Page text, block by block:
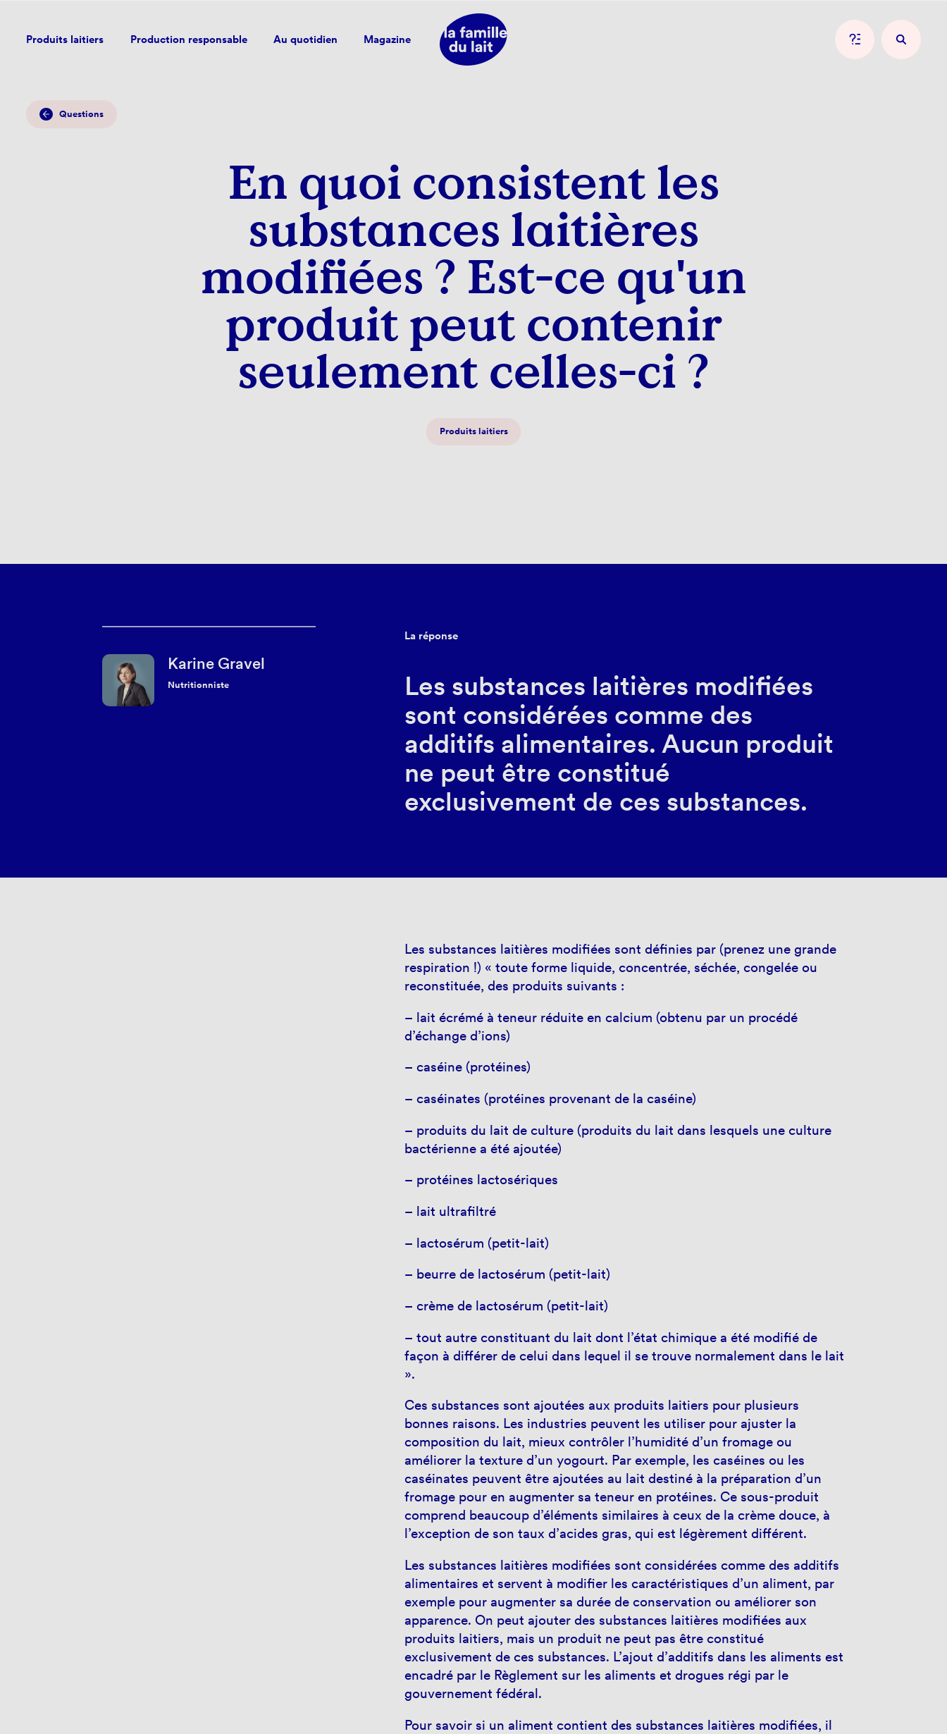
Produits laitiers Production responsable Au quotidien Magazine
Questions
En quoi consistent les
substances laitières
modifiées ? Est-ce qu'un
produit peut contenir
seulement celles-ci ?
Produits laitiers
La réponse
Les substances laitières modifiées
sont considérées comme des
additifs alimentaires. Aucun produit
ne peut être constitué
exclusivement de ces substances.
Karine Gravel
Nutritionniste
Les substances laitières modifiées sont définies par (prenez une grande
respiration !) « toute forme liquide, concentrée, séchée, congelée ou
reconstituée, des produits suivants :
– lait écrémé à teneur réduite en calcium (obtenu par un procédé
d’échange d’ions)
– caséine (protéines)
– caséinates (protéines provenant de la caséine)
– produits du lait de culture (produits du lait dans lesquels une culture
bactérienne a été ajoutée)
– protéines lactosériques
– lait ultrafiltré
– lactosérum (petit-lait)
– beurre de lactosérum (petit-lait)
– crème de lactosérum (petit-lait)
– tout autre constituant du lait dont l’état chimique a été modifié de
façon à différer de celui dans lequel il se trouve normalement dans le lait
».
Ces substances sont ajoutées aux produits laitiers pour plusieurs
bonnes raisons. Les industries peuvent les utiliser pour ajuster la
composition du lait, mieux contrôler l’humidité d’un fromage ou
améliorer la texture d’un yogourt. Par exemple, les caséines ou les
caséinates peuvent être ajoutées au lait destiné à la préparation d’un
fromage pour en augmenter sa teneur en protéines. Ce sous-produit
comprend beaucoup d’éléments similaires à ceux de la crème douce, à
l’exception de son taux d’acides gras, qui est légèrement différent.
Les substances laitières modifiées sont considérées comme des additifs
alimentaires et servent à modifier les caractéristiques d’un aliment, par
exemple pour augmenter sa durée de conservation ou améliorer son
apparence. On peut ajouter des substances laitières modifiées aux
produits laitiers, mais un produit ne peut pas être constitué
exclusivement de ces substances. L’ajout d’additifs dans les aliments est
encadré par le Règlement sur les aliments et drogues régi par le
gouvernement fédéral.
Pour savoir si un aliment contient des substances laitières modifiées, il